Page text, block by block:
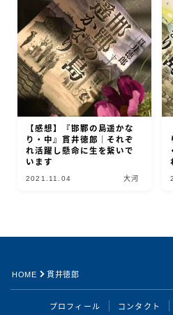
Follow
【感想】『邯鄲の島遥かな
り・中』貫井徳郎｜それぞ
れ活躍し懸命に生を繋いで
います
2021.11.04 大河
HOME 貫井徳郎
プロフィール コンタクト